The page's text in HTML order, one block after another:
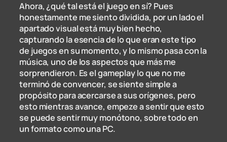
Ahora, ¿qué tal está el juego en sí? Pues
honestamente me siento dividida, por un lado el
apartado visual está muy bien hecho,
capturando la esencia de lo que eran este tipo
de juegos en su momento, y lo mismo pasa con la
música, uno de los aspectos que más me
sorprendieron. Es el gameplay lo que no me
terminó de convencer, se siente simple a
propósito para acercarse a sus orígenes, pero
esto mientras avance, empeze a sentir que esto
se puede sentir muy monótono, sobre todo en
un formato como una PC.